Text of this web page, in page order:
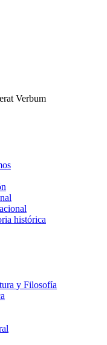
Verbum
histórica
y Filosofía